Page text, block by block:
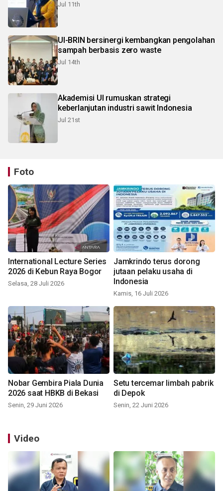
Jul 11th
UI-BRIN bersinergi kembangkan pengolahan
sampah berbasis zero waste
Jul 14th
Akademisi UI rumuskan strategi
keberlanjutan industri sawit Indonesia
Jul 21st
Foto
International Lecture Series
2026 di Kebun Raya Bogor
Selasa, 28 Juli 2026
Jamkrindo terus dorong
jutaan pelaku usaha di
Indonesia
Kamis, 16 Juli 2026
Nobar Gembira Piala Dunia
2026 saat HBKB di Bekasi
Senin, 29 Juni 2026
Setu tercemar limbah pabrik
di Depok
Senin, 22 Juni 2026
Video